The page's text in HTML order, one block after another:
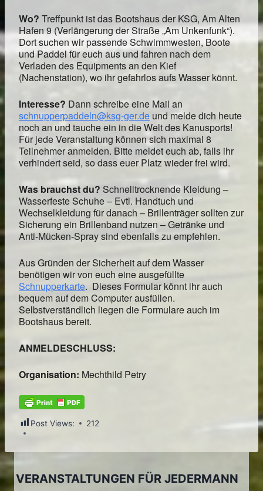
Wo? Treffpunkt ist das Bootshaus der KSG, Am Alten
Hafen 9 (Verlängerung der Straße „Am Unkenfunk“).
Dort suchen wir passende Schwimmwesten, Boote
und Paddel für euch aus und fahren nach dem
Verladen des Equipments an den Kief
(Nachenstation), wo ihr gefahrlos aufs Wasser könnt.
Interesse? Dann schreibe eine Mail an
schnupperpaddeln@ksg-ger.de und melde dich heute
noch an und tauche ein in die Welt des Kanusports!
Für jede Veranstaltung können sich maximal 8
Teilnehmer anmelden. Bitte meldet euch ab, falls ihr
verhindert seid, so dass euer Platz wieder frei wird.
Was brauchst du? Schnelltrocknende Kleidung –
Wasserfeste Schuhe – Evtl. Handtuch und
Wechselkleidung für danach – Brillenträger sollten zur
Sicherung ein Brillenband nutzen – Getränke und
Anti-Mücken-Spray sind ebenfalls zu empfehlen.
Aus Gründen der Sicherheit auf dem Wasser
benötigen wir von euch eine ausgefüllte
Schnupperkarte. Dieses Formular könnt ihr auch
bequem auf dem Computer ausfüllen.
Selbstverständlich liegen die Formulare auch im
Bootshaus bereit.
ANMELDESCHLUSS:
Organisation: Mechthild Petry
Post Views: 212
VERANSTALTUNGEN FÜR JEDERMANN